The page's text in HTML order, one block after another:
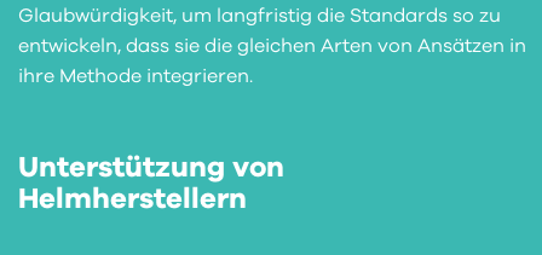
Glaubwürdigkeit, um langfristig die Standards so zu
entwickeln, dass sie die gleichen Arten von Ansätzen in
ihre Methode integrieren.
Unterstützung von
Helmherstellern